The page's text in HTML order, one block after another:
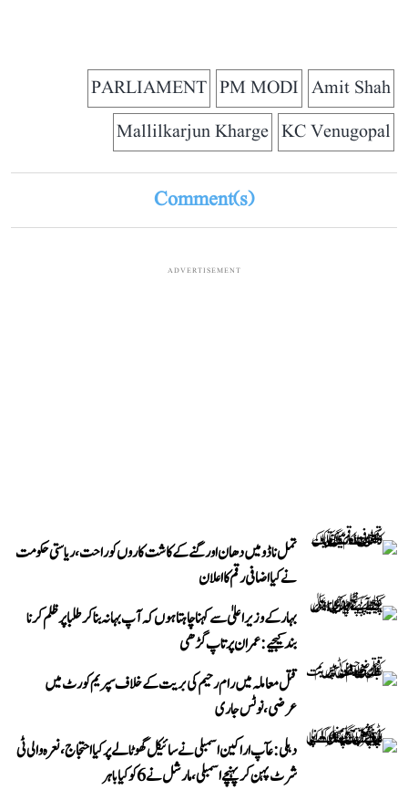
Amit Shah
PM MODI
PARLIAMENT
KC Venugopal
Mallilkarjun Kharge
Comment(s)
ADVERTISEMENT
تمل ناڈو میں دھان اور گنے کے کاشت کاروں کو راحت، ریاستی حکومت
نے کیا اضافی رقم کا اعلان
بہار کے وزیر اعلیٰ سے کہنا چاہتا ہوں کہ آپ بہانہ بنا کر طلبا پر ظلم کرنا
بند کیجیے: عمران پرتاپ گڑھی
قتل معاملہ میں رام رحیم کی بریت کے خلاف سپریم کورٹ میں
عرضی، نوٹس جاری
دہلی: عآپ اراکین اسمبلی نے سائیکل گھوٹالے پر کیا احتجاج، نعرہ والی ٹی
شرٹ پہن کر پہنچے اسمبلی، مارشل نے 6 کو کیا باہر